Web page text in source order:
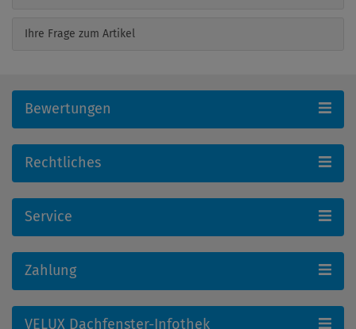
Ihre Frage zum Artikel
Bewertungen
Rechtliches
Service
Zahlung
VELUX Dachfenster-Infothek